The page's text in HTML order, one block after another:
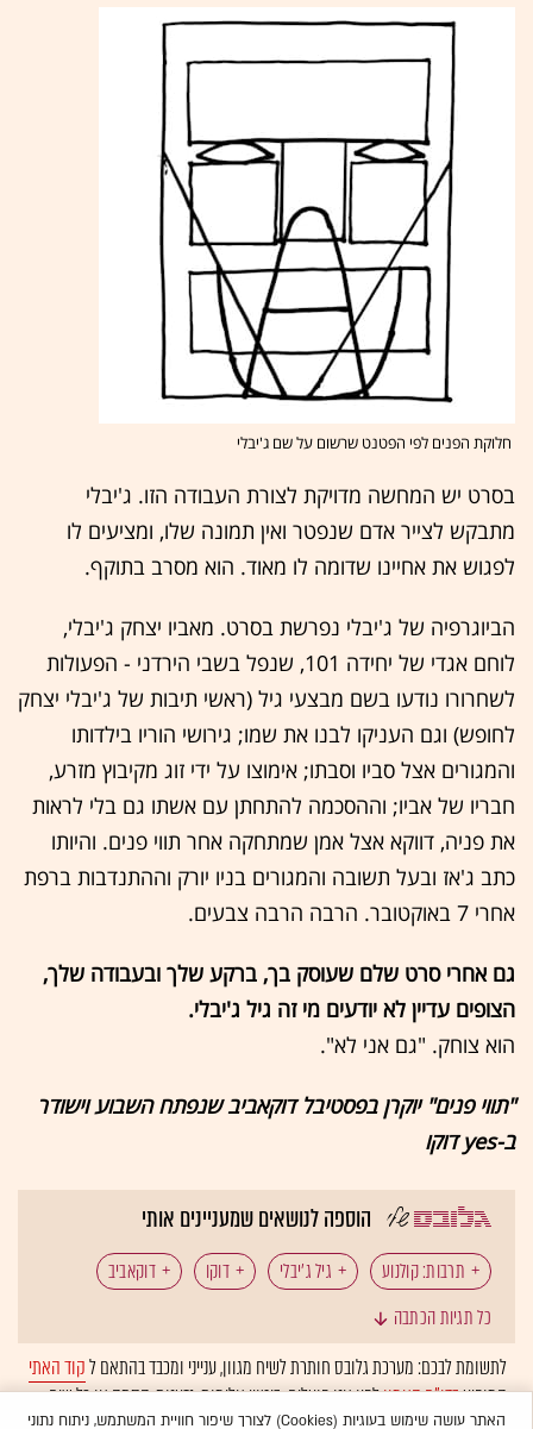
חלוקת הפנים לפי הפטנט שרשום על שם ג'יבלי
בסרט יש המחשה מדויקת לצורת העבודה הזו. ג'יבלי
מתבקש לצייר אדם שנפטר ואין תמונה שלו, ומציעים לו
לפגוש את אחיינו שדומה לו מאוד. הוא מסרב בתוקף.
הביוגרפיה של ג'יבלי נפרשת בסרט. מאביו יצחק ג'יבלי,
לוחם אגדי של יחידה 101, שנפל בשבי הירדני - הפעולות
לשחרורו נודעו בשם מבצעי גיל (ראשי תיבות של ג'יבלי יצחק
לחופש) וגם העניקו לבנו את שמו; גירושי הוריו בילדותו
והמגורים אצל סביו וסבתו; אימוצו על ידי זוג מקיבוץ מזרע,
חבריו של אביו; וההסכמה להתחתן עם אשתו גם בלי לראות
את פניה, דווקא אצל אמן שמתחקה אחר תווי פנים. והיותו
כתב ג'אז ובעל תשובה והמגורים בניו יורק וההתנדבות ברפת
אחרי 7 באוקטובר. הרבה הרבה צבעים.
גם אחרי סרט שלם שעוסק בך, ברקע שלך ובעבודה שלך,
הצופים עדיין לא יודעים מי זה גיל ג'יבלי.
הוא צוחק. "גם אני לא".
"תווי פנים" יוקרן בפסטיבל דוקאביב שנפתח השבוע וישודר
ב-yes דוקו
הוספה לנושאים שמעניינים אותי
תרבות: קולנוע גיל ג'יבלי דוקו דוקאביב
כל תגיות הכתבה
לתשומת לבכם: מערכת גלובס חותרת לשיח מגוון, ענייני ומכבד בהתאם לקוד האתי
המופיעבדו"ח האמוןלפיו אנו פועלים. ביטויי אלימות, גזענות, הסתה או כל שיח
האתר עושה שימוש בעוגיות (Cookies) לצורך שיפור חוויית המשתמש, ניתוח נתוני